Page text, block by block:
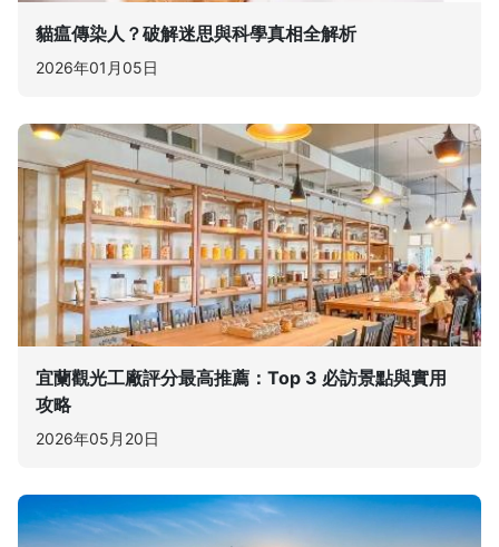
貓瘟傳染人？破解迷思與科學真相全解析
2026年01月05日
宜蘭觀光工廠評分最高推薦：Top 3 必訪景點與實用
攻略
2026年05月20日